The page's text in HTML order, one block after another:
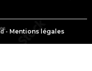
- Mentions légales